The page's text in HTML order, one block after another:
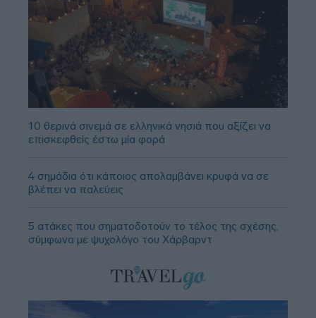
10 θερινά σινεμά σε ελληνικά νησιά που αξίζει να
επισκεφθείς έστω μία φορά
4 σημάδια ότι κάποιος απολαμβάνει κρυφά να σε
βλέπει να παλεύεις
5 ατάκες που σηματοδοτούν το τέλος της σχέσης,
σύμφωνα με ψυχολόγο του Χάρβαρντ